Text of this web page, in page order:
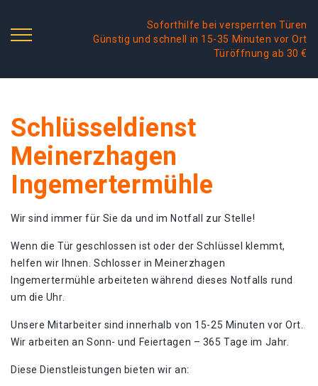
Soforthilfe bei versperrten Türen
Günstig und schnell in 15-35 Minuten vor Ort
Türöffnung ab 30 €
Schlüsseldienst
Meinerzhagen
Ingemertermühle
Wir sind immer für Sie da und im Notfall zur Stelle!
Wenn die Tür geschlossen ist oder der Schlüssel klemmt,
helfen wir Ihnen. Schlosser in Meinerzhagen
Ingemertermühle arbeiteten während dieses Notfalls rund
um die Uhr.
Unsere Mitarbeiter sind innerhalb von 15-25 Minuten vor Ort.
Wir arbeiten an Sonn- und Feiertagen – 365 Tage im Jahr.
Diese Dienstleistungen bieten wir an: